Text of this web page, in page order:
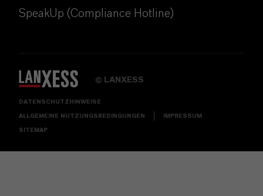
SpeakUp (Compliance Hotline)
© LANXESS
DATENSCHUTZHINWEISE
ALLGEMEINE NUTZUNGSBEDINGUNGEN IMPRESSUM
SITEMAP